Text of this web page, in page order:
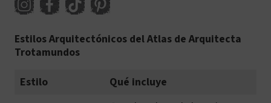
Estilos Arquitectónicos del Atlas de Arquitecta
Trotamundos
Estilo
Qué incluye